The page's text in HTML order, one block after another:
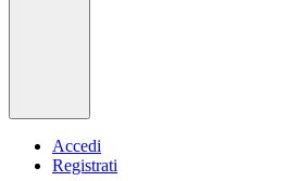
Accedi
Registrati